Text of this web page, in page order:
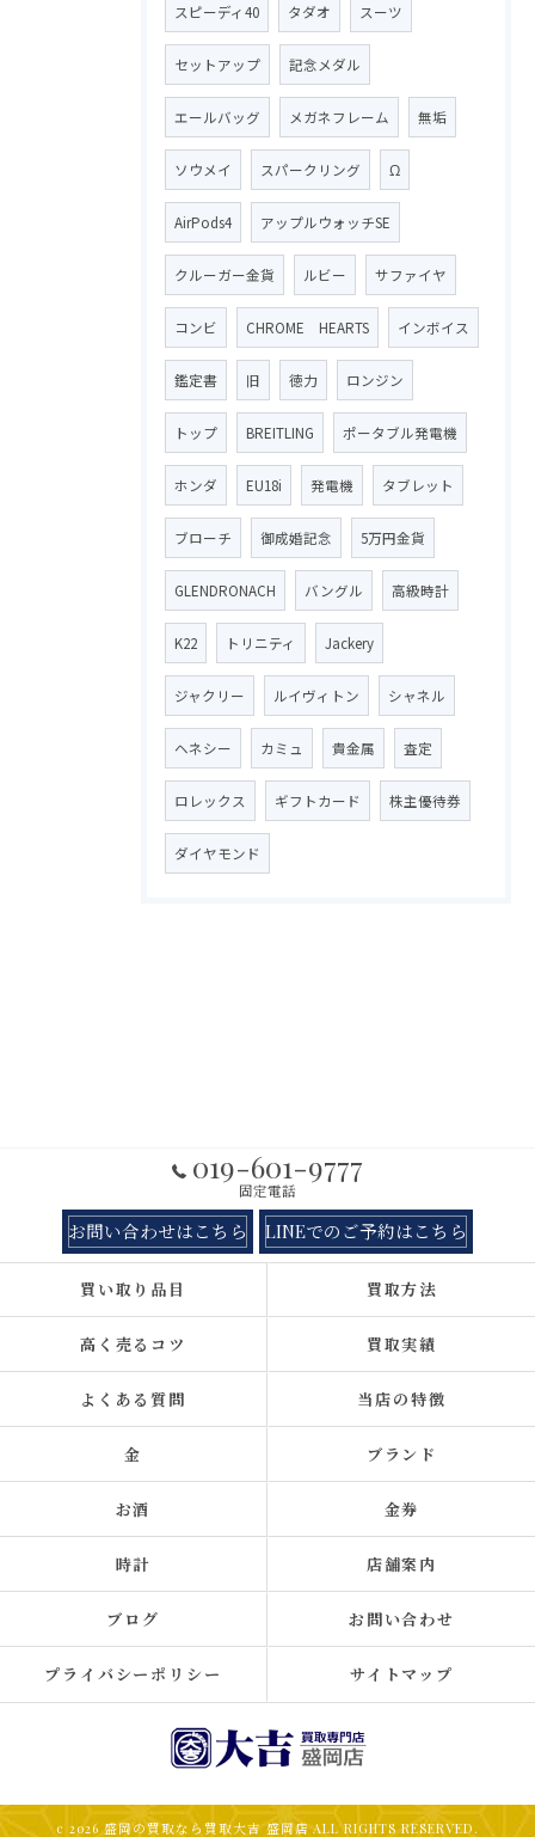
スピーディ40 タダオ スーツ
セットアップ 記念メダル
エールバッグ メガネフレーム 無垢
ソウメイ スパークリング Ω
AirPods4 アップルウォッチSE
クルーガー金貨 ルビー サファイヤ
コンビ CHROME HEARTS インボイス
鑑定書 旧 徳力 ロンジン
トップ BREITLING ポータブル発電機
ホンダ EU18i 発電機 タブレット
ブローチ 御成婚記念 5万円金貨
GLENDRONACH バングル 高級時計
K22 トリニティ Jackery
ジャクリー ルイヴィトン シャネル
ヘネシー カミュ 貴金属 査定
ロレックス ギフトカード 株主優待券
ダイヤモンド
019-601-9777
固定電話
お問い合わせはこちら LINEでのご予約はこちら
買い取り品目 買取方法
高く売るコツ 買取実績
よくある質問 当店の特徴
金 ブランド
お酒 金券
時計 店舗案内
ブログ お問い合わせ
プライバシーポリシー サイトマップ
c 2026 盛岡の買取なら買取大吉 盛岡店 ALL RIGHTS RESERVED.